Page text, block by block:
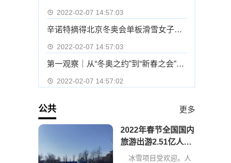
2022-02-07 14:57:03
辛诺特摘得北京冬奥会单板滑雪女子坡面障碍技巧冠军
2022-02-07 14:57:03
第一观察｜从“冬奥之约”到“新春之会”：中俄元首会晤的三重意涵
2022-02-07 14:57:02
公共 更多
2022年春节全国国内
旅游出游2.51亿人次
旅游收入2891.98亿
冰雪项目受欢迎。人